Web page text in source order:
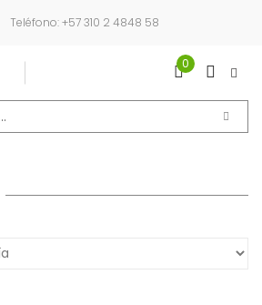
Teléfono: +57 310 2 4848 58
Login Sign Up
0